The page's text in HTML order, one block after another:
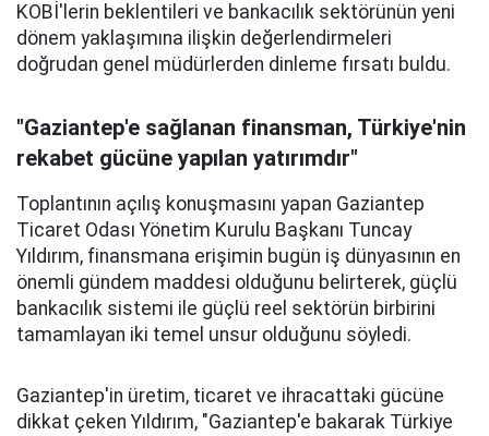
KOBİ'lerin beklentileri ve bankacılık sektörünün yeni
dönem yaklaşımına ilişkin değerlendirmeleri
doğrudan genel müdürlerden dinleme fırsatı buldu.
"Gaziantep'e sağlanan finansman, Türkiye'nin
rekabet gücüne yapılan yatırımdır"
Toplantının açılış konuşmasını yapan Gaziantep
Ticaret Odası Yönetim Kurulu Başkanı Tuncay
Yıldırım, finansmana erişimin bugün iş dünyasının en
önemli gündem maddesi olduğunu belirterek, güçlü
bankacılık sistemi ile güçlü reel sektörün birbirini
tamamlayan iki temel unsur olduğunu söyledi.
Gaziantep'in üretim, ticaret ve ihracattaki gücüne
dikkat çeken Yıldırım, "Gaziantep'e bakarak Türkiye